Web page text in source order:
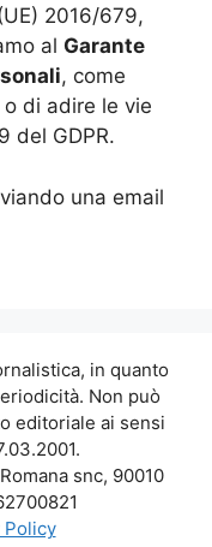
2016/679,
al Garante
, come
o di adire le vie
del GDPR.
una email
in quanto
Non può
editoriale ai sensi
snc, 90010
Policy